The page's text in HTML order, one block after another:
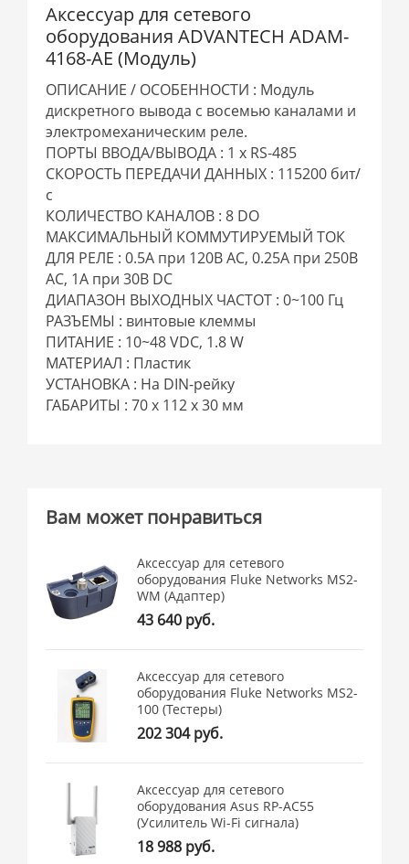
Аксессуар для сетевого
оборудования ADVANTECH ADAM-
4168-AE (Модуль)
ОПИСАНИЕ / ОСОБЕННОСТИ : Модуль
дискретного вывода с восемью каналами и
электромеханическим реле.
ПОРТЫ ВВОДА/ВЫВОДА : 1 x RS-485
СКОРОСТЬ ПЕРЕДАЧИ ДАННЫХ : 115200 бит/
с
КОЛИЧЕСТВО КАНАЛОВ : 8 DO
МАКСИМАЛЬНЫЙ КОММУТИРУЕМЫЙ ТОК
ДЛЯ РЕЛЕ : 0.5А при 120В AC, 0.25А при 250В
AC, 1А при 30В DC
ДИАПАЗОН ВЫХОДНЫХ ЧАСТОТ : 0~100 Гц
РАЗЪЕМЫ : винтовые клеммы
ПИТАНИЕ : 10~48 VDC, 1.8 W
МАТЕРИАЛ : Пластик
УСТАНОВКА : На DIN-рейку
ГАБАРИТЫ : 70 x 112 x 30 мм
Вам может понравиться
Аксессуар для сетевого
оборудования Fluke Networks MS2-
WM (Адаптер)
43 640 руб.
Аксессуар для сетевого
оборудования Fluke Networks MS2-
100 (Тестеры)
202 304 руб.
Аксессуар для сетевого
оборудования Asus RP-AC55
(Усилитель Wi-Fi сигнала)
18 988 руб.